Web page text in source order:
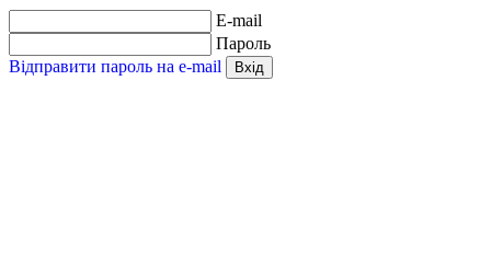
E-mail
Пароль
Відправити пароль на e-mail
Вхід